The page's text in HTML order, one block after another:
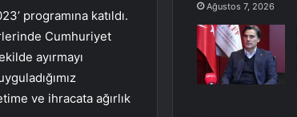
programına katıldı.
Cumhuriyet
ayırmayı
ve ihracata ağırlık
Ağustos 7, 2026